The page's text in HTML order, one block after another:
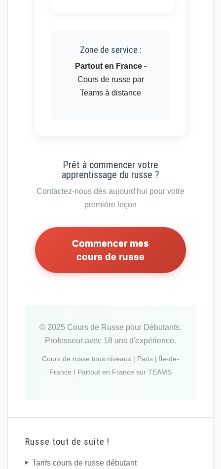
Zone de service :
Partout en France-
Cours de russe par
Teams à distance
Prêt à commencer votre
apprentissage du russe ?
Contactez-nous dès aujourd'hui pour votre
première leçon
Commencer mes
cours de russe
© 2025 Cours de Russe pour Débutants.
Professeur avec 18 ans d'expérience.
Cours de russe tous niveaux | Paris | Île-de-
France I Partout en France sur TEAMS
Russe tout de suite !
Tarifs cours de russe débutant